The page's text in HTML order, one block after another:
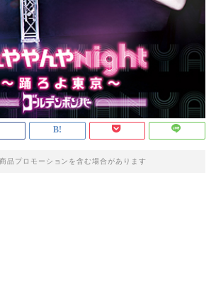
品プロモーションを含む場合があります